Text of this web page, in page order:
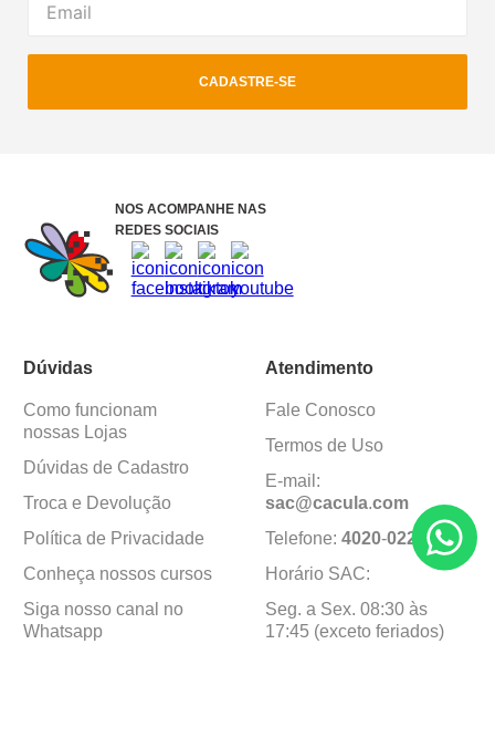
CADASTRE-SE
NOS ACOMPANHE NAS
REDES SOCIAIS
Dúvidas
Como funcionam
nossas Lojas
Dúvidas de Cadastro
Troca e Devolução
Política de Privacidade
Conheça nossos cursos
Siga nosso canal no
Whatsapp
Atendimento
Fale Conosco
Termos de Uso
E-mail:
sac@cacula.com
Telefone: 4020-0220
Horário SAC:
Seg. a Sex. 08:30 às
17:45 (exceto feriados)